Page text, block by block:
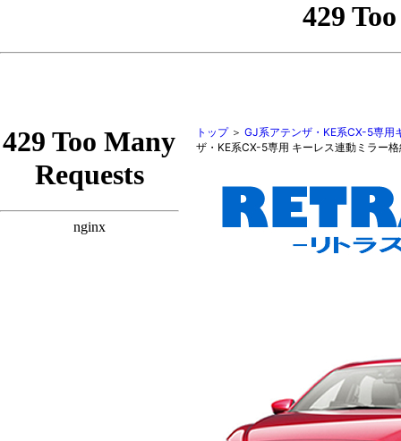
トップ＞ GJ系アテンザ・KE系CX-5専用
ザ・KE系CX-5専用 キーレス連動ミラー